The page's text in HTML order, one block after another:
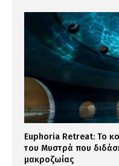
Euphoria Retreat: Το
του Μυστρά που
μακροζωίας